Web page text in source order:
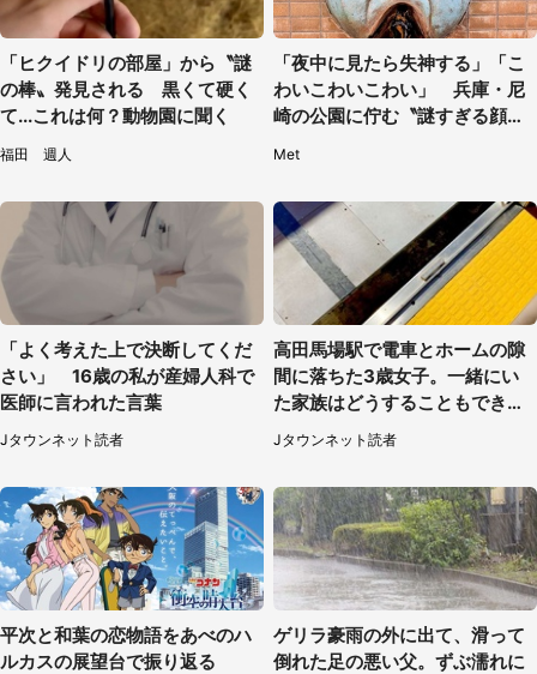
「ヒクイドリの部屋」から〝謎
の棒〟発見される 黒くて硬く
て...これは何？動物園に聞く
福田 週人
「夜中に見たら失神する」「こ
わいこわいこわい」 兵庫・尼
崎の公園に佇む〝謎すぎる顔〟
Met
「よく考えた上で決断してくだ
さい」 16歳の私が産婦人科で
医師に言われた言葉
Jタウンネット読者
高田馬場駅で電車とホームの隙
間に落ちた3歳女子。一緒にい
た家族はどうすることもできな
くて...（埼玉県・50代女性）
Jタウンネット読者
平次と和葉の恋物語をあべのハ
ルカスの展望台で振り返る
ゲリラ豪雨の外に出て、滑って
倒れた足の悪い父。ずぶ濡れに